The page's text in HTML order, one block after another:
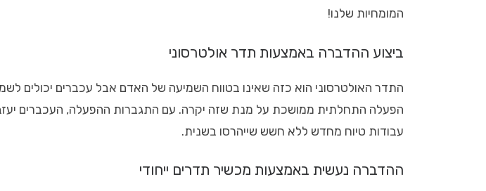
המומחיות שלנו!
ביצוע ההדברה באמצעות תדר אולטרסוני
התדר האולטרסוני הוא כזה שאינו בטווח השמיעה של האדם אבל עכברים יכולים
הפעלה התחלתית ממושכת על מנת שזה יקרה. עם התגברות ההפעלה, העכברים
עבודות טיוח מחדש ללא חשש שייהרסו בשנית.
ההדברה נעשית באמצעות מכשיר תדרים ייחודי